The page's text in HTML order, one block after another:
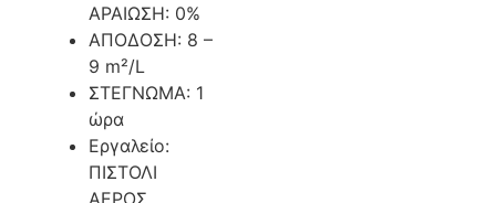
ΑΡΑΙΩΣΗ: 0%
ΑΠΟΔΟΣΗ: 8 –
9 m²/L
ΣΤΕΓΝΩΜΑ: 1
ώρα
Εργαλείο:
ΠΙΣΤΟΛΙ